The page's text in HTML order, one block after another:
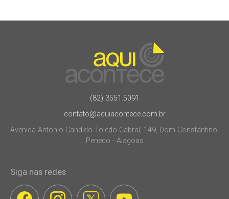
(82) 3551.5091
contato@aquiacontece.com.br
Avenida Antonio Candido Toledo Cabral, 149, Dom Constantino.
Penedo - Alagoas
Siga nas redes